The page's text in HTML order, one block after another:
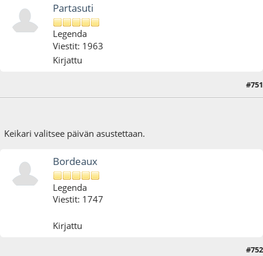
Partasuti
Legenda
Viestit: 1963
Kirjattu
#751
Keikari valitsee päivän asustettaan.
Bordeaux
Legenda
Viestit: 1747
Kirjattu
#752